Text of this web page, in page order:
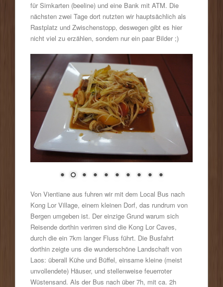
für Simkarten (beeline) und eine Bank mit ATM. Die
nächsten zwei Tage dort nutzten wir hauptsächlich als
Rastplatz und Zwischenstopp, deswegen gibt es hier
nicht viel zu erzählen, sondern nur ein paar Bilder ;)
Von Vientiane aus fuhren wir mit dem Local Bus nach
Kong Lor Village, einem kleinen Dorf, das rundrum von
Bergen umgeben ist. Der einzige Grund warum sich
Reisende dorthin verirren sind die Kong Lor Caves,
durch die ein 7km langer Fluss führt. Die Busfahrt
dorthin zeigte uns die wunderschöne Landschaft von
Laos: überall Kühe und Büffel, einsame kleine (meist
unvollendete) Häuser, und stellenweise feuerroter
Wüstensand. Als der Bus nach über 7h, mit ca. 2h